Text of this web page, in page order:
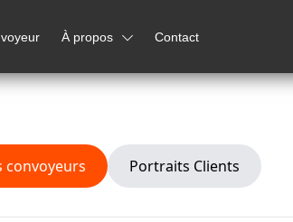
À propos Contact
convoyeurs Portraits Clients